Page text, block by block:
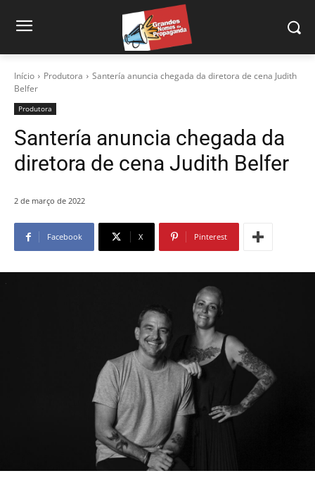
Início Produtora
Santería anuncia chegada da diretora de cena Judith
Belfer
Produtora
Santería anuncia chegada da
diretora de cena Judith Belfer
2 de março de 2022
Facebook X Pinterest